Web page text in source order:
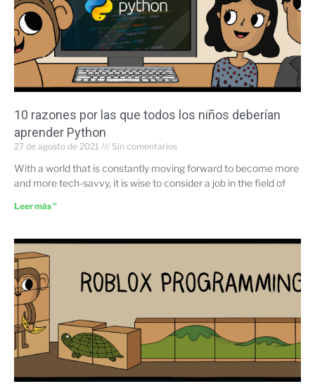
10 razones por las que todos los niños deberían
aprender Python
27 de agosto de 2021 Sin comentarios
With a world that is constantly moving forward to become more
and more tech-savvy, it is wise to consider a job in the field of
Leer más "